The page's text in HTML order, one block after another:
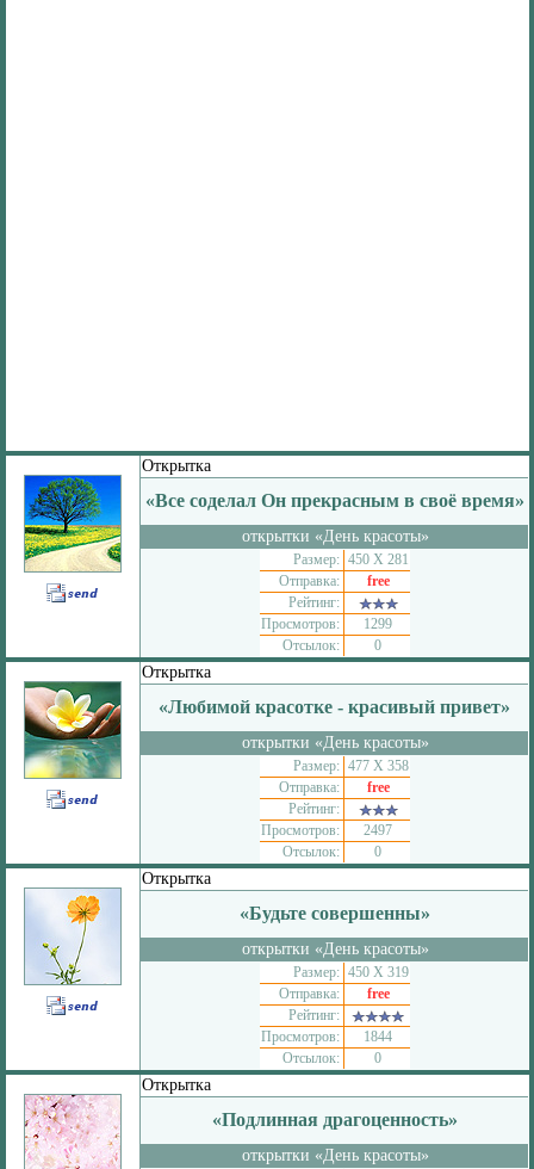
Открытка
«Все соделал Он прекрасным в своё время»
открытки «День красоты»
Размер: 450 Х 281
Отправка:
free
Рейтинг:
Просмотров:
1299
Отсылок:
0
Открытка
«Любимой красотке - красивый привет»
открытки «День красоты»
Размер: 477 Х 358
Отправка:
free
Рейтинг:
Просмотров:
2497
Отсылок:
0
Открытка
«Будьте совершенны»
открытки «День красоты»
Размер: 450 Х 319
Отправка:
free
Рейтинг:
Просмотров:
1844
Отсылок:
0
Открытка
«Подлинная драгоценность»
открытки «День красоты»